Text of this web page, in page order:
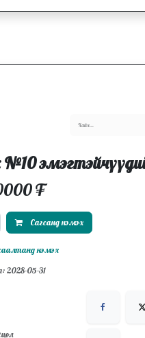
№10
₮
Сагсанд нэмэх
нэмэх
2028-05-31